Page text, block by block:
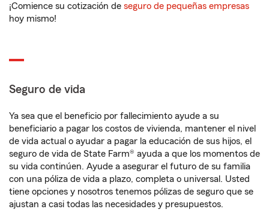
¡Comience su cotización de seguro de pequeñas empresas
hoy mismo!
Seguro de vida
Ya sea que el beneficio por fallecimiento ayude a su
beneficiario a pagar los costos de vivienda, mantener el nivel
de vida actual o ayudar a pagar la educación de sus hijos, el
seguro de vida de State Farm® ayuda a que los momentos de
su vida continúen. Ayude a asegurar el futuro de su familia
con una póliza de vida a plazo, completa o universal. Usted
tiene opciones y nosotros tenemos pólizas de seguro que se
ajustan a casi todas las necesidades y presupuestos.